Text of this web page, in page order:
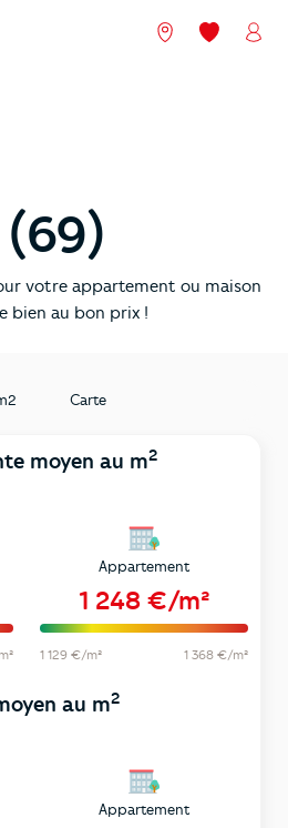
Nos agences
Mes
votre appartement ou maison
bien au bon prix !
Carte
moyen au m2
Appartement
1 248 €/m²
1 129 €/m² 1 368 €/m²
au m2
Appartement